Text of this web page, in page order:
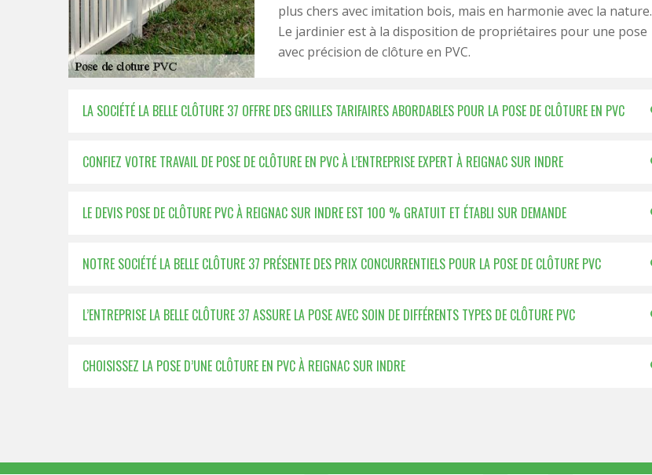
plus chers avec imitation bois, mais en harmonie avec la nature.
Le jardinier est à la disposition de propriétaires pour une pose
avec précision de clôture en PVC.
LA SOCIÉTÉ LA BELLE CLÔTURE 37 OFFRE DES GRILLES TARIFAIRES ABORDABLES POUR LA POSE DE CLÔTURE EN PVC
CONFIEZ VOTRE TRAVAIL DE POSE DE CLÔTURE EN PVC À L’ENTREPRISE EXPERT À REIGNAC SUR INDRE
LE DEVIS POSE DE CLÔTURE PVC À REIGNAC SUR INDRE EST 100 % GRATUIT ET ÉTABLI SUR DEMANDE
NOTRE SOCIÉTÉ LA BELLE CLÔTURE 37 PRÉSENTE DES PRIX CONCURRENTIELS POUR LA POSE DE CLÔTURE PVC
L’ENTREPRISE LA BELLE CLÔTURE 37 ASSURE LA POSE AVEC SOIN DE DIFFÉRENTS TYPES DE CLÔTURE PVC
CHOISISSEZ LA POSE D’UNE CLÔTURE EN PVC À REIGNAC SUR INDRE